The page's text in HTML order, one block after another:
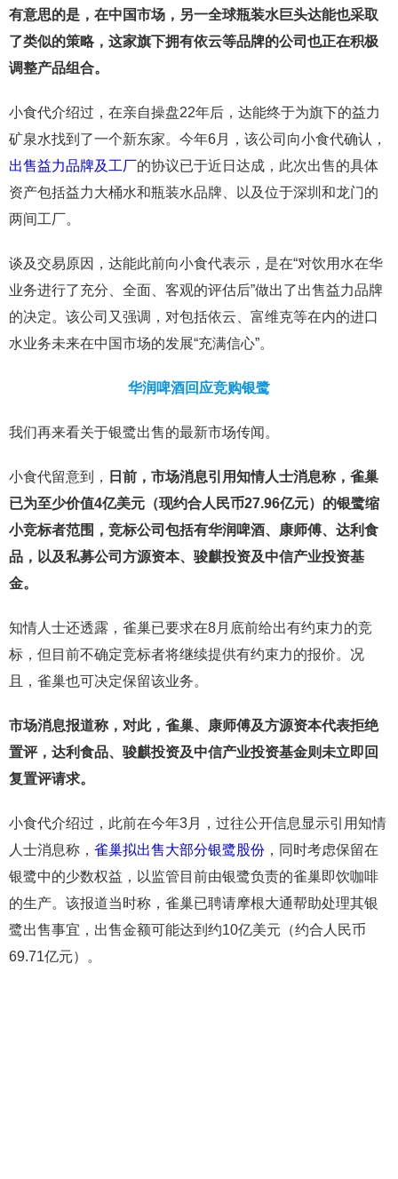
有意思的是，在中国市场，另一全球瓶装水巨头达能也采取
了类似的策略，这家旗下拥有依云等品牌的公司也正在积极
调整产品组合。
小食代介绍过，在亲自操盘22年后，达能终于为旗下的益力
矿泉水找到了一个新东家。今年6月，该公司向小食代确认，
出售益力品牌及工厂的协议已于近日达成，此次出售的具体
资产包括益力大桶水和瓶装水品牌、以及位于深圳和龙门的
两间工厂。
谈及交易原因，达能此前向小食代表示，是在“对饮用水在华
业务进行了充分、全面、客观的评估后”做出了出售益力品牌
的决定。该公司又强调，对包括依云、富维克等在内的进口
水业务未来在中国市场的发展“充满信心”。
华润啤酒回应竞购银鹭
我们再来看关于银鹭出售的最新市场传闻。
小食代留意到，
日前，市场消息引用知情人士消息称，雀巢
已为至少价值4亿美元（现约合人民币27.96亿元）的银鹭缩
小竞标者范围，竞标公司包括有华润啤酒、康师傅、达利食
品，以及私募公司方源资本、骏麒投资及中信产业投资基
金。
知情人士还透露，雀巢已要求在8月底前给出有约束力的竞
标，但目前不确定竞标者将继续提供有约束力的报价。况
且，雀巢也可决定保留该业务。
市场消息报道称，对此，雀巢、康师傅及方源资本代表拒绝
置评，达利食品、骏麒投资及中信产业投资基金则未立即回
复置评请求。
小食代介绍过，此前在今年3月，过往公开信息显示引用知情
人士消息称， 雀巢拟出售大部分银鹭股份 ，同时考虑保留在
银鹭中的少数权益，以监管目前由银鹭负责的雀巢即饮咖啡
的生产。该报道当时称，雀巢已聘请摩根大通帮助处理其银
鹭出售事宜，出售金额可能达到约10亿美元（约合人民币
69.71亿元）。